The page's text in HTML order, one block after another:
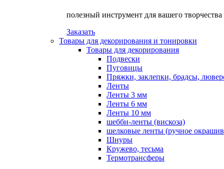
полезный инструмент для вашего творчества
Заказать
Товары для декорирования и тонировки
Товары для декорирования
Подвески
Пуговицы
Пряжки, заклепки, брадсы,
Ленты
Ленты 3 мм
Ленты 6 мм
Ленты 10 мм
шебби-ленты (вискоза)
шелковые ленты (ручное
Шнуры
Кружево, тесьма
Термотрансферы